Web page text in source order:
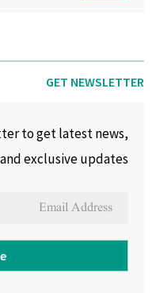
GET NEWSLETTER
to get latest news,
exclusive updates.